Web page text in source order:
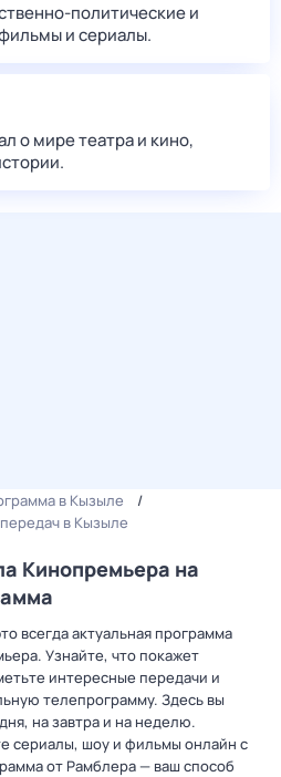
политические и
и сериалы.
о мире театра и кино,
в Кызыле
в Кызыле
Кинопремьера на
всегда актуальная программа
Узнайте, что покажет
интересные передачи и
телепрограмму. Здесь вы
на завтра и на неделю.
сериалы, шоу и фильмы онлайн с
от Рамблера — ваш способ